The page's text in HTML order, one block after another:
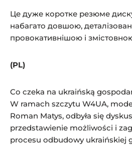
Це дуже коротке резюме
набагато довшою,
провокативнішою і
(PL)
Co czeka na ukraińską
W ramach szczytu W4UA,
Roman Matys, odbyła się
przedstawienie możliwości i
procesu odbudowy ukraińskiej